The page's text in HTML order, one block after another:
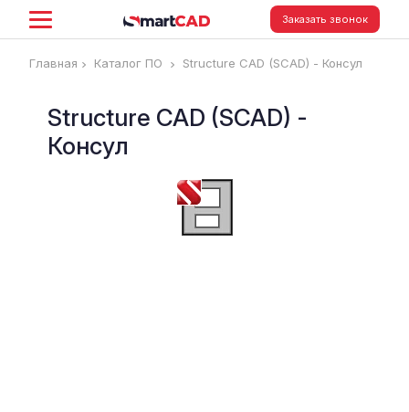
Заказать звонок
Главная Каталог ПО Structure CAD (SCAD) - Консул
Structure CAD (SCAD) -
Консул